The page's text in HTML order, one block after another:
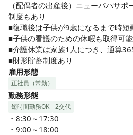
（配偶者の出産後）ニューパパサ
制度もあり
■復職後は子供が9歳になるまで時短
■子供の看護のための休暇も取得可能
■介護休業は家族1人につき、通算
■財形貯蓄制度あり
雇用形態
正社員（常勤）
勤務形態
短時間勤務OK 2交代
・8:30～17:30
・9:00～18:00